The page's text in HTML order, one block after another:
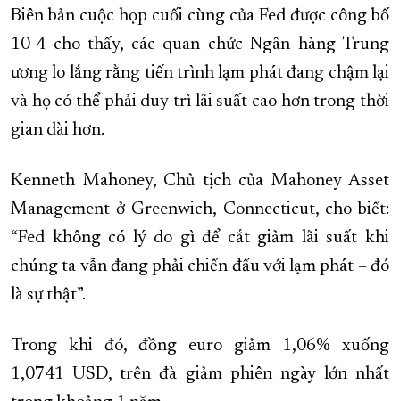
Biên bản cuộc họp cuối cùng của Fed được công bố
10-4 cho thấy, các quan chức Ngân hàng Trung
ương lo lắng rằng tiến trình lạm phát đang chậm lại
và họ có thể phải duy trì lãi suất cao hơn trong thời
gian dài hơn.
Kenneth Mahoney, Chủ tịch của Mahoney Asset
Management ở Greenwich, Connecticut, cho biết:
“Fed không có lý do gì để cắt giảm lãi suất khi
chúng ta vẫn đang phải chiến đấu với lạm phát – đó
là sự thật”.
Trong khi đó, đồng euro giảm 1,06% xuống
1,0741 USD, trên đà giảm phiên ngày lớn nhất